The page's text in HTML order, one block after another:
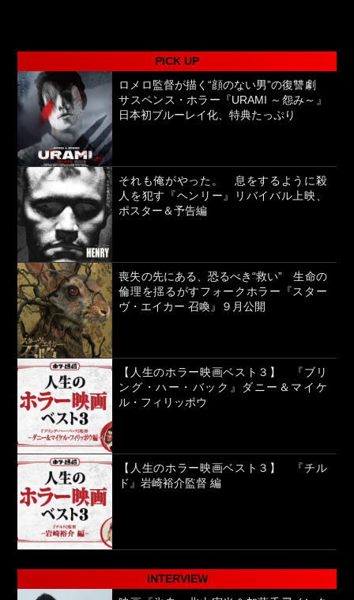
PICK UP
ロメロ監督が描く“顔のない男”の復讐劇
サスペンス・ホラー『URAMI ～怨み～』
日本初ブルーレイ化、特典たっぷり
それも俺がやった。 息をするように殺
人を犯す『ヘンリー』リバイバル上映、
ポスター＆予告編
喪失の先にある、恐るべき“救い” 生命の
倫理を揺るがすフォークホラー『スター
ヴ・エイカー 召喚』９月公開
【人生のホラー映画ベスト３】 『ブリ
ング・ハー・バック』ダニー＆マイケ
ル・フィリッポウ
【人生のホラー映画ベスト３】 『チル
ド』岩崎裕介監督 編
INTERVIEW